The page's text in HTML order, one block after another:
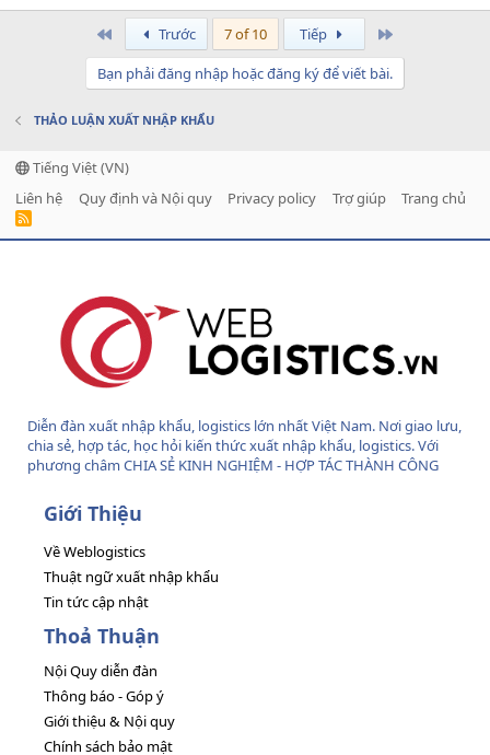
Trước 7 of 10 Tiếp
Bạn phải đăng nhập hoặc đăng ký để viết bài.
THẢO LUẬN XUẤT NHẬP KHẨU
Tiếng Việt (VN)
Liên hệ
Quy định và Nội quy Privacy policy Trợ giúp Trang chủ
R
Diễn đàn xuất nhập khẩu, logistics lớn nhất Việt Nam. Nơi giao lưu,
chia sẻ, hợp tác, học hỏi kiến thức xuất nhập khẩu, logistics. Với
phương châm CHIA SẺ KINH NGHIỆM - HỢP TÁC THÀNH CÔNG
Giới Thiệu
Về Weblogistics
Thuật ngữ xuất nhập khẩu
Tin tức cập nhật
Thoả Thuận
Nội Quy diễn đàn
Thông báo - Góp ý
Giới thiệu & Nội quy
Chính sách bảo mật